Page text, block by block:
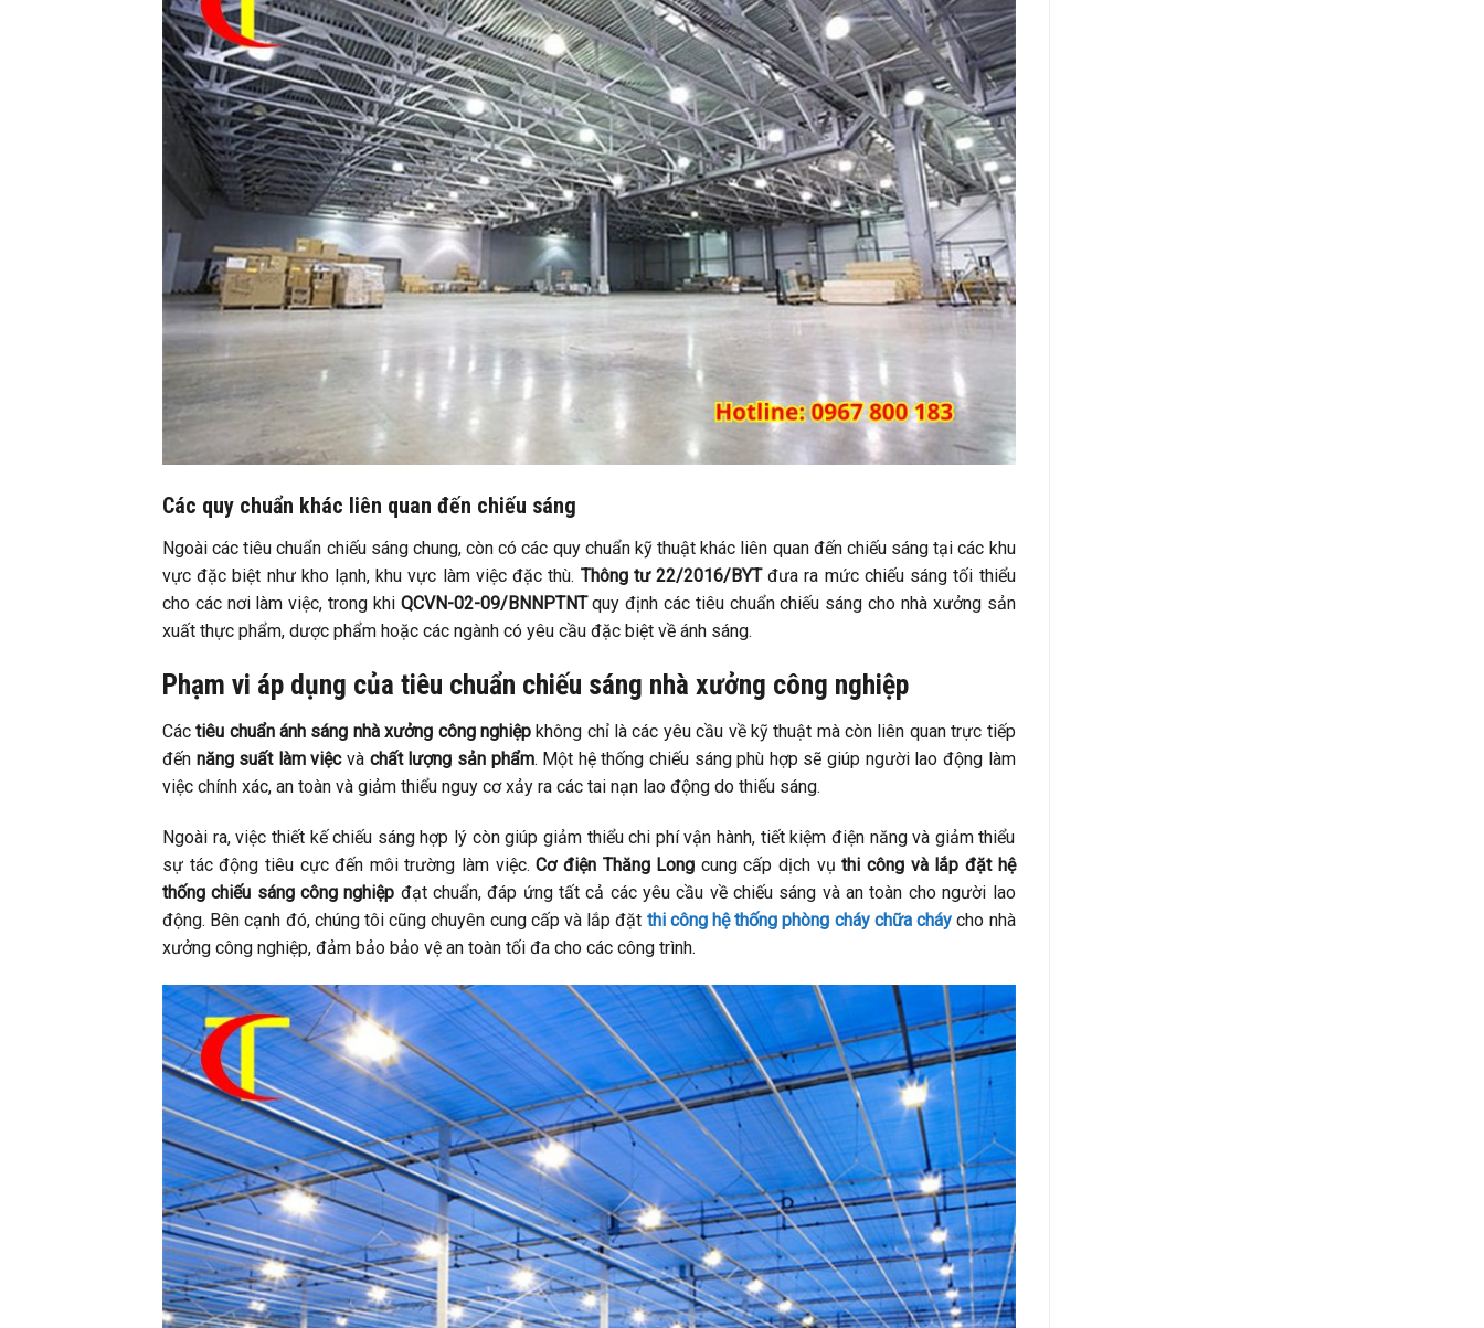
Các quy chuẩn khác liên quan đến chiếu sáng
Ngoài các tiêu chuẩn chiếu sáng chung, còn có các quy chuẩn kỹ thuật khác liên quan đến chiếu sáng tại các khu
vực đặc biệt như kho lạnh, khu vực làm việc đặc thù. Thông tư 22/2016/BYTđưa ra mức chiếu sáng tối thiểu
cho các nơi làm việc, trong khi QCVN-02-09/BNNPTNTquy định các tiêu chuẩn chiếu sáng cho nhà xưởng sản
xuất thực phẩm, dược phẩm hoặc các ngành có yêu cầu đặc biệt về ánh sáng.
Phạm vi áp dụng của tiêu chuẩn chiếu sáng nhà xưởng công nghiệp
Cáctiêu chuẩn ánh sáng nhà xưởng công nghiệpkhông chỉ là các yêu cầu về kỹ thuật mà còn liên quan trực tiếp
đến năng suất làm việcvà chất lượng sản phẩm. Một hệ thống chiếu sáng phù hợp sẽ giúp người lao động làm
việc chính xác, an toàn và giảm thiểu nguy cơ xảy ra các tai nạn lao động do thiếu sáng.
Ngoài ra, việc thiết kế chiếu sáng hợp lý còn giúp giảm thiểu chi phí vận hành, tiết kiệm điện năng và giảm thiểu
sự tác động tiêu cực đến môi trường làm việc.Cơ điện Thăng Long cung cấp dịch vụthi công và lắp đặt hệ
thống chiếu sáng công nghiệp đạt chuẩn, đáp ứng tất cả các yêu cầu về chiếu sáng và an toàn cho người lao
động. Bên cạnh đó, chúng tôi cũng chuyên cung cấp và lắp đặt thi công hệ thống phòng cháy chữa cháy cho nhà
xưởng công nghiệp, đảm bảo bảo vệ an toàn tối đa cho các công trình.